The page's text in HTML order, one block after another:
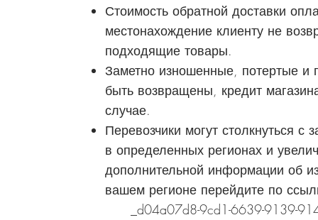
Стоимость обратной доставки
местонахождение клиенту не
подходящие товары.
Заметно изношенные, потертые
быть возвращены, кредит
случае.
Перевозчики могут столкнуться с
в определенных регионах и
дополнительной информации об
вашем регионе перейдите по
_d04a07d8-9cd1-6639-9139-